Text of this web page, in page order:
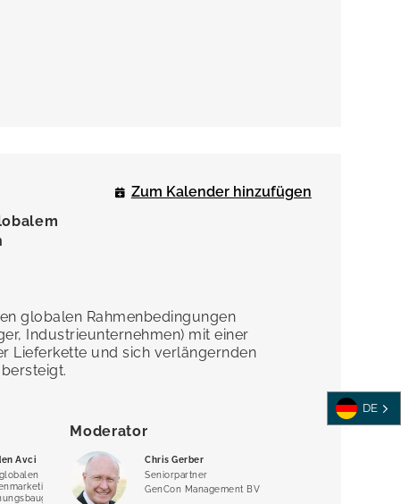
Zum Kalender hinzufügen
globalen Rahmenbedingungen
Industrieunternehmen) mit einer
Lieferkette und sich verlängernden
Avci
für
Moderator
Chris Gerber
Seniorpartner
GenCon Management BV
DE